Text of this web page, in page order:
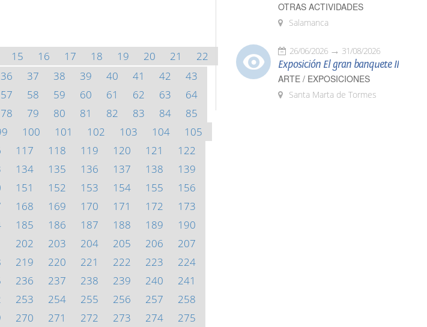
15 16 17 18 19 20 21
22
36 37 38 39 40 41 42
43
57 58 59 60 61 62 63
64
78 79 80 81 82 83 84
85
100 101 102 103 104
105
117 118 119 120 121
122
134 135 136 137 138
139
151 152 153 154 155
156
168 169 170 171 172
173
185 186 187 188 189
190
202 203 204 205 206
207
219 220 221 222 223
224
236 237 238 239 240
241
253 254 255 256 257
258
270 271 272 273 274 275
OTRAS ACTIVIDADES
Salamanca
26/06/2026 31/08/2026
Exposición El gran banquete II
ARTE / EXPOSICIONES
Santa Marta de Tormes